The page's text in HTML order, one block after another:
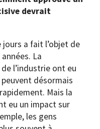
devrait
a fait l’objet de
La
l’industrie ont eu
désormais
Mais la
eu un impact sur
les gens